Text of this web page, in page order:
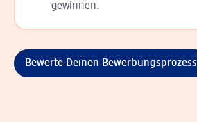
gewinnen.
Bewerte Deinen Bewerbungsprozess